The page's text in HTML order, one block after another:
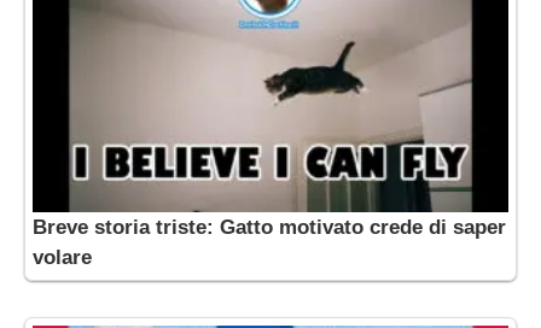
Breve storia triste: Gatto motivato crede di saper
volare